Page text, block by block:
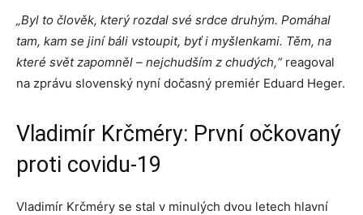
„Byl to člověk, který rozdal své srdce druhým. Pomáhal
tam, kam se jiní báli vstoupit, byť i myšlenkami. Těm, na
které svět zapomněl – nejchudším z chudých,“ reagoval
na zprávu slovenský nyní dočasný premiér Eduard Heger.
Vladimír Krčméry: První očkovaný
proti covidu-19
Vladimír Krčméry se stal v minulých dvou letech hlavní